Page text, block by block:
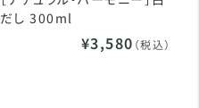
だし 300ml
¥3,580 （税込）